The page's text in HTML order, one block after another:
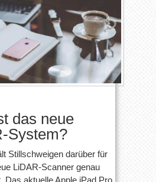
das neue
System?
Stillschweigen darüber für
LiDAR-Scanner genau
Das aktuelle Apple iPad Pro